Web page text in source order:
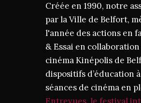
Créée en 1990, notre
par la Ville de Belfort,
l'année des actions en
& Essai en
cinéma Kinépolis de
dispositifs d’éducation
séances de cinéma en